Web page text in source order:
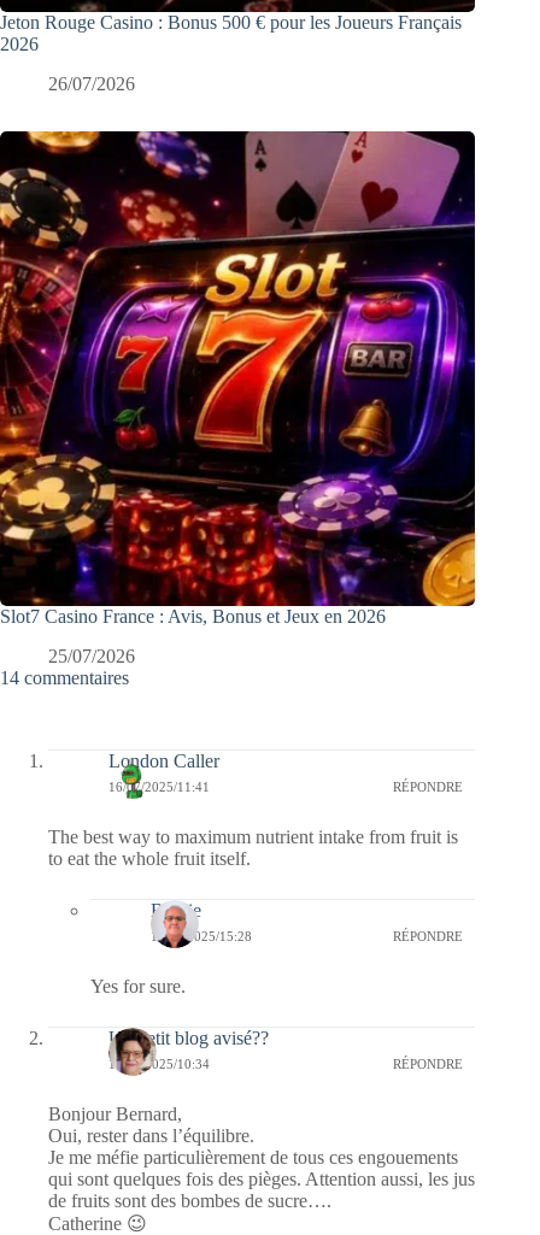
Jeton Rouge Casino : Bonus 500 € pour les Joueurs Français
2026
26/07/2026
Slot7 Casino France : Avis, Bonus et Jeux en 2026
25/07/2026
14 commentaires
London Caller
16/07/2025/11:41 RÉPONDRE
The best way to maximum nutrient intake from fruit is
to eat the whole fruit itself.
Bernie
19/07/2025/15:28 RÉPONDRE
Yes for sure.
Un petit blog avisé??
12/07/2025/10:34 RÉPONDRE
Bonjour Bernard,
Oui, rester dans l’équilibre.
Je me méfie particulièrement de tous ces engouements
qui sont quelques fois des pièges. Attention aussi, les jus
de fruits sont des bombes de sucre….
Catherine 😉